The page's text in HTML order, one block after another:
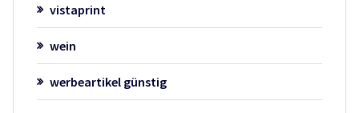
vistaprint
wein
werbeartikel günstig